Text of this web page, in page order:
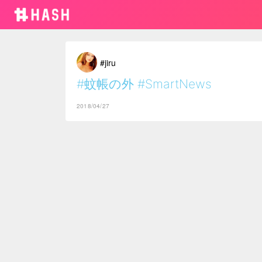
#jiru
#蚊帳の外 #SmartNews
2018/04/27